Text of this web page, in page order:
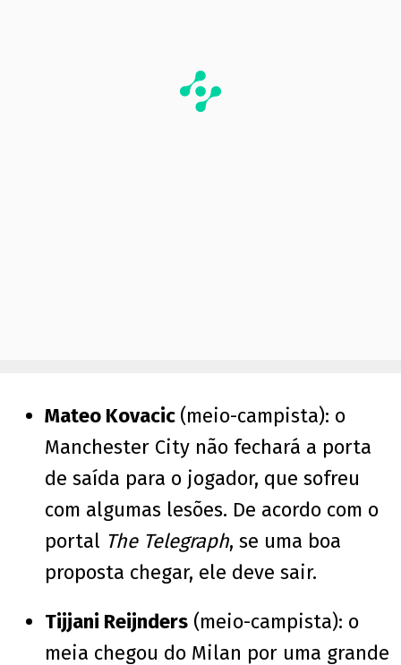
Mateo Kovacic (meio-campista): o
Manchester City não fechará a porta
de saída para o jogador, que sofreu
com algumas lesões. De acordo com o
portal The Telegraph, se uma boa
proposta chegar, ele deve sair.
Tijjani Reijnders (meio-campista): o
meia chegou do Milan por uma grande